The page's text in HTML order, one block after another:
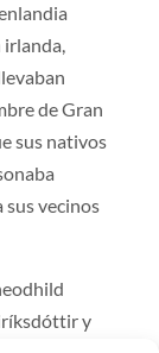
irlanda,
de Gran
sus nativos
sus vecinos
y